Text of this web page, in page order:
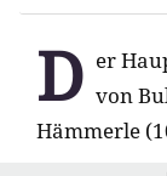
D er
von
Hämmerle